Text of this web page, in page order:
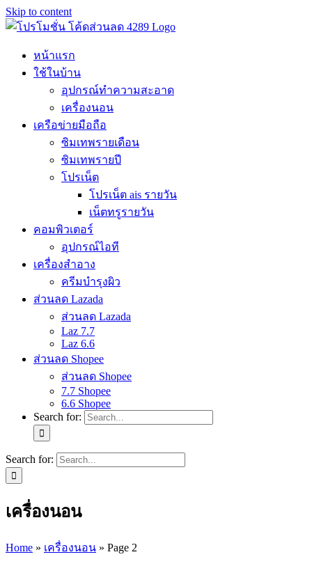
Skip to content
หน้าแรก
ใช้ในบ้าน
อุปกรณ์ทำความสะอาด
เครื่องนอน
เครือข่ายมือถือ
ซิมเทพรายเดือน
ซิมเทพรายปี
โปรเน็ต
โปรเน็ต ais รายวัน
เน็ตทรูรายวัน
คอมพิวเตอร์
อุปกรณ์ไอที
เครื่องสำอาง
ครีมบำรุงผิว
ส่วนลด Lazada
ส่วนลด Lazada
Laz 7.7
Laz 6.6
ส่วนลด Shopee
ส่วนลด Shopee
7.7 Shopee
6.6 Shopee
Search for:
Search for:
เครื่องนอน
Home » เครื่องนอน » Page 2